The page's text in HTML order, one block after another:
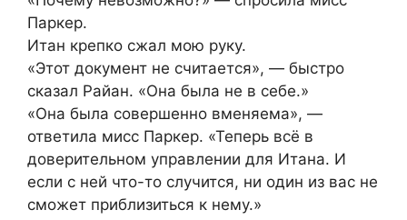
Паркер.
Итан крепко сжал мою руку.
«Этот документ не считается», — быстро
сказал Райан. «Она была не в себе.»
«Она была совершенно вменяема», —
ответила мисс Паркер. «Теперь всё в
доверительном управлении для Итана. И
если с ней что-то случится, ни один из вас не
сможет приблизиться к нему.»